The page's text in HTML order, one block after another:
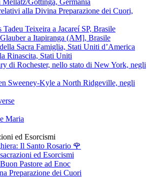
alla Divina Preparazione dei Cuori,
Teixeira a Jacareí SP, Brasile
a Itapiranga (AM], Brasile
Sacra Famiglia, Stati Uniti d’America
Rinascita, Stati Uniti
di Rochester, nello stato di New York, negli
Sweeney-Kyle a North Ridgeville, negli
Maria
ed Esorcismi
Il Santo Rosario 🌹
ed Esorcismi
Pastore ad Enoc
Preparazione dei Cuori